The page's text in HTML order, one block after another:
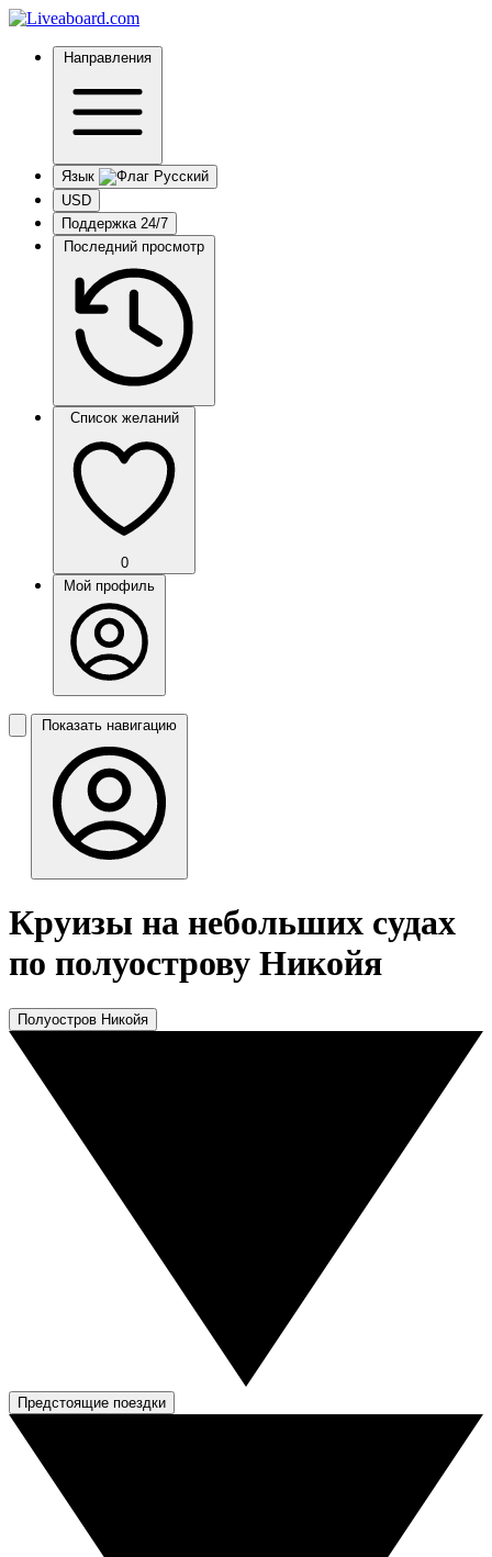
Направления
Язык
USD
Поддержка 24/7
Последний просмотр
Список желаний
0
Мой профиль
Показать навигацию
Круизы на небольших судах
по полуострову Никойя
Полуостров Никойя
Предстоящие поездки